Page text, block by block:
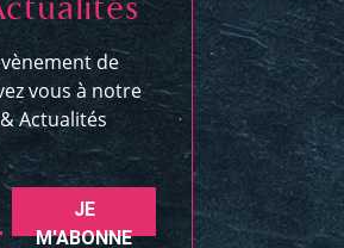
de
vous à notre
Actualités
JE
M'ABONNE